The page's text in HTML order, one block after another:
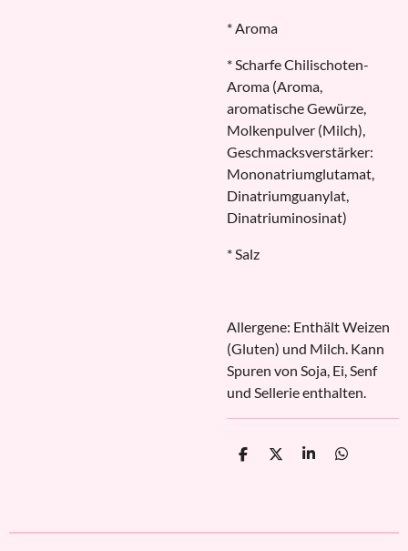
* Aroma
* Scharfe Chilischoten-
Aroma (Aroma,
aromatische Gewürze,
Molkenpulver (Milch),
Geschmacksverstärker:
Mononatriumglutamat,
Dinatriumguanylat,
Dinatriuminosinat)
* Salz
Allergene: Enthält Weizen
(Gluten) und Milch. Kann
Spuren von Soja, Ei, Senf
und Sellerie enthalten.
T
n
T
n
T
n
T
n